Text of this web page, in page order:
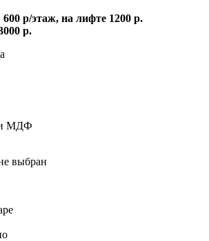
600 р/этаж, на лифте 1200 р.
р.
МДФ
выбран